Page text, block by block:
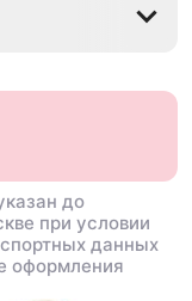
38
до
при условии
данных
оформления